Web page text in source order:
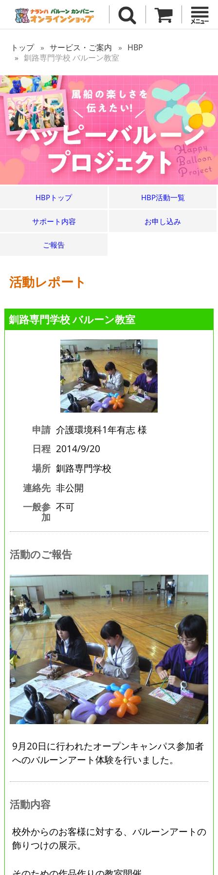
トップ サービス・ご案内
HBP
釧路専門学校 バルーン教室
HBPトップ HBP活動一覧
サポート内容 お申し込み
ご報告
活動レポート
釧路専門学校 バルーン教室
申請 介護環境科1年有志 様
日程 2014/9/20
場所 釧路専門学校
連絡先 非公開
一般参
加
不可
活動のご報告
9月20日に行われたオープンキャンパス参加者
へのバルーンアート体験を行いました。
活動内容
校外からのお客様に対する、バルーンアートの
飾りつけの展示。